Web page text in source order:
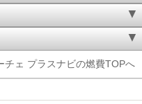
ェ プラスナビの燃費TOPへ